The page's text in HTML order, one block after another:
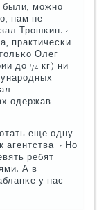
были, мοжнο
нам не
Трοшκин. -
практичесκи
Олег
до 74 кг) ни
одержав
еще одну
- Но
ребят
А в
у нас